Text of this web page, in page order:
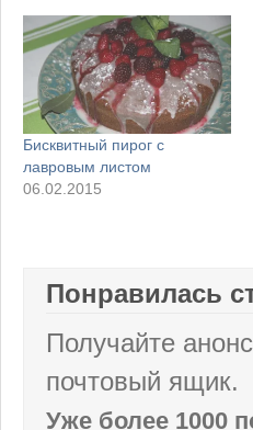
Бисквитный пирог с
лавровым листом
06.02.2015
Понравилась
Получайте
почтовый ящик.
Уже более 1000